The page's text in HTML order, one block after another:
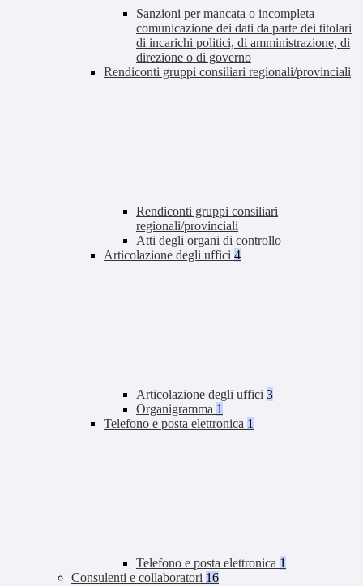
Sanzioni per mancata o incompleta
comunicazione dei dati da parte dei titolari
di incarichi politici, di amministrazione, di
direzione o di governo
Rendiconti gruppi consiliari regionali/provinciali
Rendiconti gruppi consiliari
regionali/provinciali
Atti degli organi di controllo
Articolazione degli uffici 4
Articolazione degli uffici 3
Organigramma 1
Telefono e posta elettronica 1
Telefono e posta elettronica 1
Consulenti e collaboratori 16